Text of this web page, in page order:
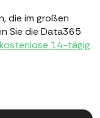
die im großen
Sie die Data365
kostenlose 14-tägig